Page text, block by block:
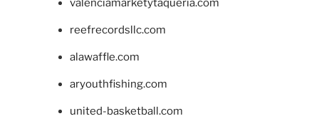
valenciamarketytaqueria.com
reefrecordsllc.com
alawaffle.com
aryouthfishing.com
united-basketball.com